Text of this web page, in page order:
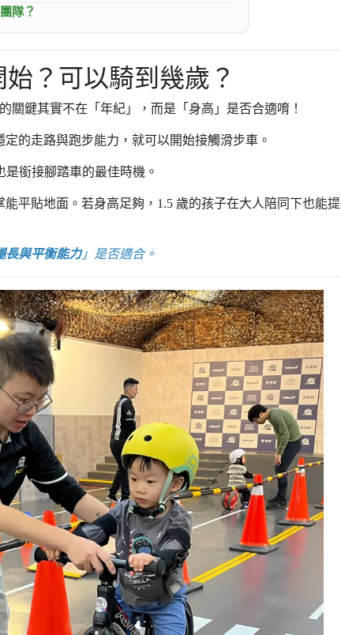
隊？
？可以騎到幾歲？
關鍵其實不在「年紀」，而是「身高」是否合適唷！
定的走路與跑步能力，就可以開始接觸滑步車。
是銜接腳踏車的最佳時機。
能平貼地面。若身高足夠，1.5 歲的孩子在大人陪同下也能
長與平衡能力」是否適合。